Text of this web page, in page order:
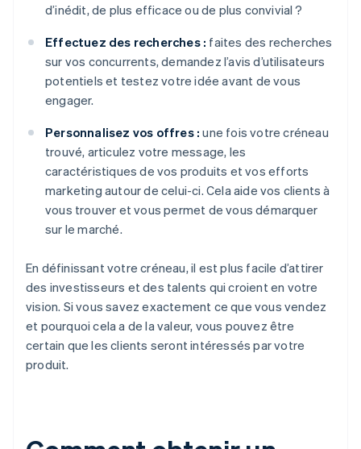
d’inédit, de plus efficace ou de plus convivial ?
Effectuez des recherches : faites des recherches
sur vos concurrents, demandez l’avis d’utilisateurs
potentiels et testez votre idée avant de vous
engager.
Personnalisez vos offres : une fois votre créneau
trouvé, articulez votre message, les
caractéristiques de vos produits et vos efforts
marketing autour de celui-ci. Cela aide vos clients à
vous trouver et vous permet de vous démarquer
sur le marché.
En définissant votre créneau, il est plus facile d’attirer
des investisseurs et des talents qui croient en votre
vision. Si vous savez exactement ce que vous vendez
et pourquoi cela a de la valeur, vous pouvez être
certain que les clients seront intéressés par votre
produit.